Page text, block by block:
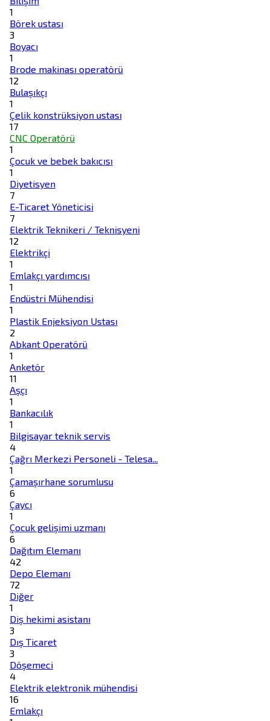
1
Börek ustası
3
Boyacı
1
Brode makinası operatörü
12
Bulaşıkçı
1
Çelik konstrüksiyon ustası
17
CNC Operatörü
1
Çocuk ve bebek bakıcısı
1
Diyetisyen
7
E-Ticaret Yöneticisi
7
Elektrik Teknikeri / Teknisyeni
12
Elektrikçi
1
Emlakçı yardımcısı
1
Endüstri Mühendisi
1
Plastik Enjeksiyon Ustası
2
Abkant Operatörü
1
Anketör
11
Aşçı
1
Bankacılık
1
Bilgisayar teknik servis
4
Çağrı Merkezi Personeli - Telesa...
1
Çamaşırhane sorumlusu
6
Çaycı
1
Çocuk gelişimi uzmanı
6
Dağıtım Elemanı
42
Depo Elemanı
72
Diğer
1
Diş hekimi asistanı
3
Dış Ticaret
3
Döşemeci
4
Elektrik elektronik mühendisi
16
Emlakçı